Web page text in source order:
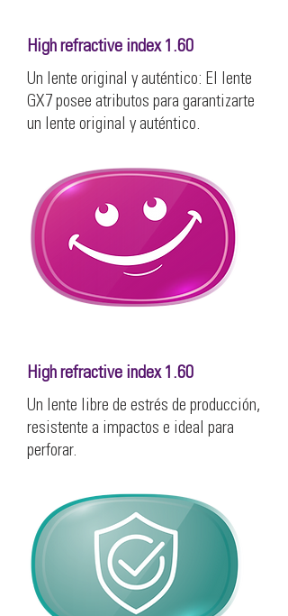
High refractive index 1.60
Un lente original y auténtico: El lente
GX7 posee atributos para garantizarte
un lente original y auténtico.
High refractive index 1.60
Un lente libre de estrés de producción,
resistente a impactos e ideal para
perforar.